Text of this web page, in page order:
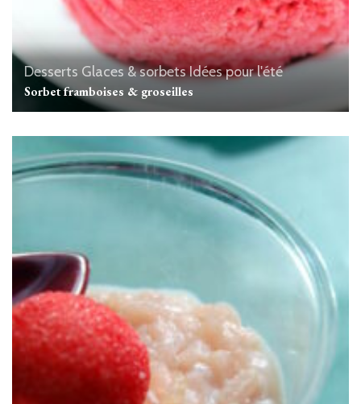
Desserts Glaces & sorbetsIdées pour l'été
Sorbet framboises & groseilles